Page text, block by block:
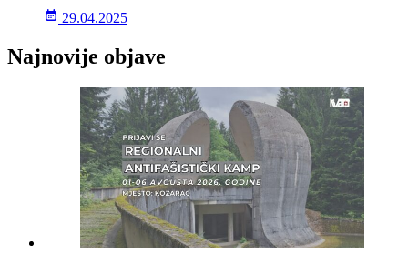
29.04.2025
Najnovije objave